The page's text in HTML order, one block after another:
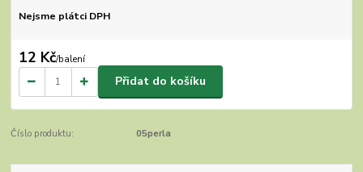
Nejsme plátci DPH
12 Kč/balení
Přidat do košíku
Číslo produktu: 05perla